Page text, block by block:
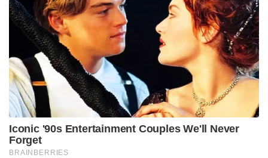
Iconic '90s Entertainment Couples We'll Never
Forget
BRAINBERRIES